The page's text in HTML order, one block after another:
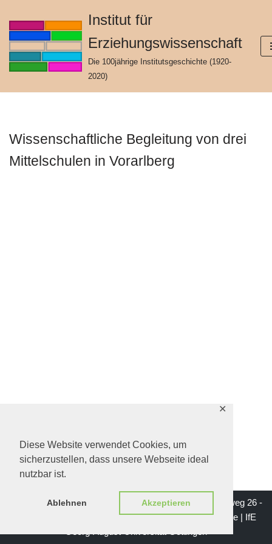
Diese Website verwendet Cookies, um
sicherzustellen, dass unsere Webseite ideal
nutzbar ist.
Ablehnen Akzeptieren
✕
Zum
springen
Institut für
Erziehungswissenschaft
Die 100jährige Institutsgeschichte (1920-
2020)
Wissenschaftliche Begleitung von drei
Mittelschulen in Vorarlberg
Impressum | Institut für Erziehungswissenschaft - Waldweg 26 -
37073 Göttingen | Mail: institutsgeschichte-ife@gwdg.de | IfE